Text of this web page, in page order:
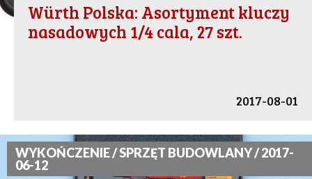
Würth Polska: Asortyment kluczy
nasadowych 1/4 cala, 27 szt.
2017-08-01
WYKOŃCZENIE / SPRZĘT BUDOWLANY / 2017-
06-12